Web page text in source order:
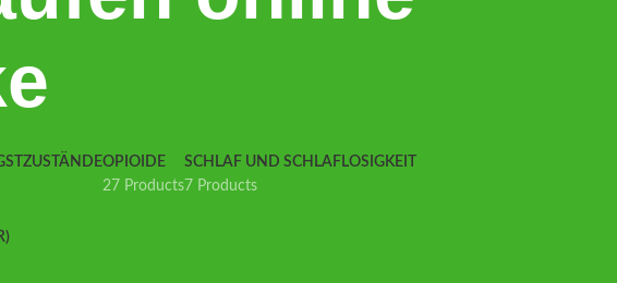
OPIOIDE
27 Products
SCHLAF UND SCHLAFLOSIGKEIT
7 Products